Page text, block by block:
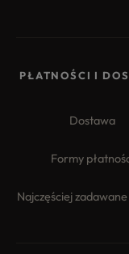
PŁATNOŚCI I
Dostawa
Formy
Najczęściej